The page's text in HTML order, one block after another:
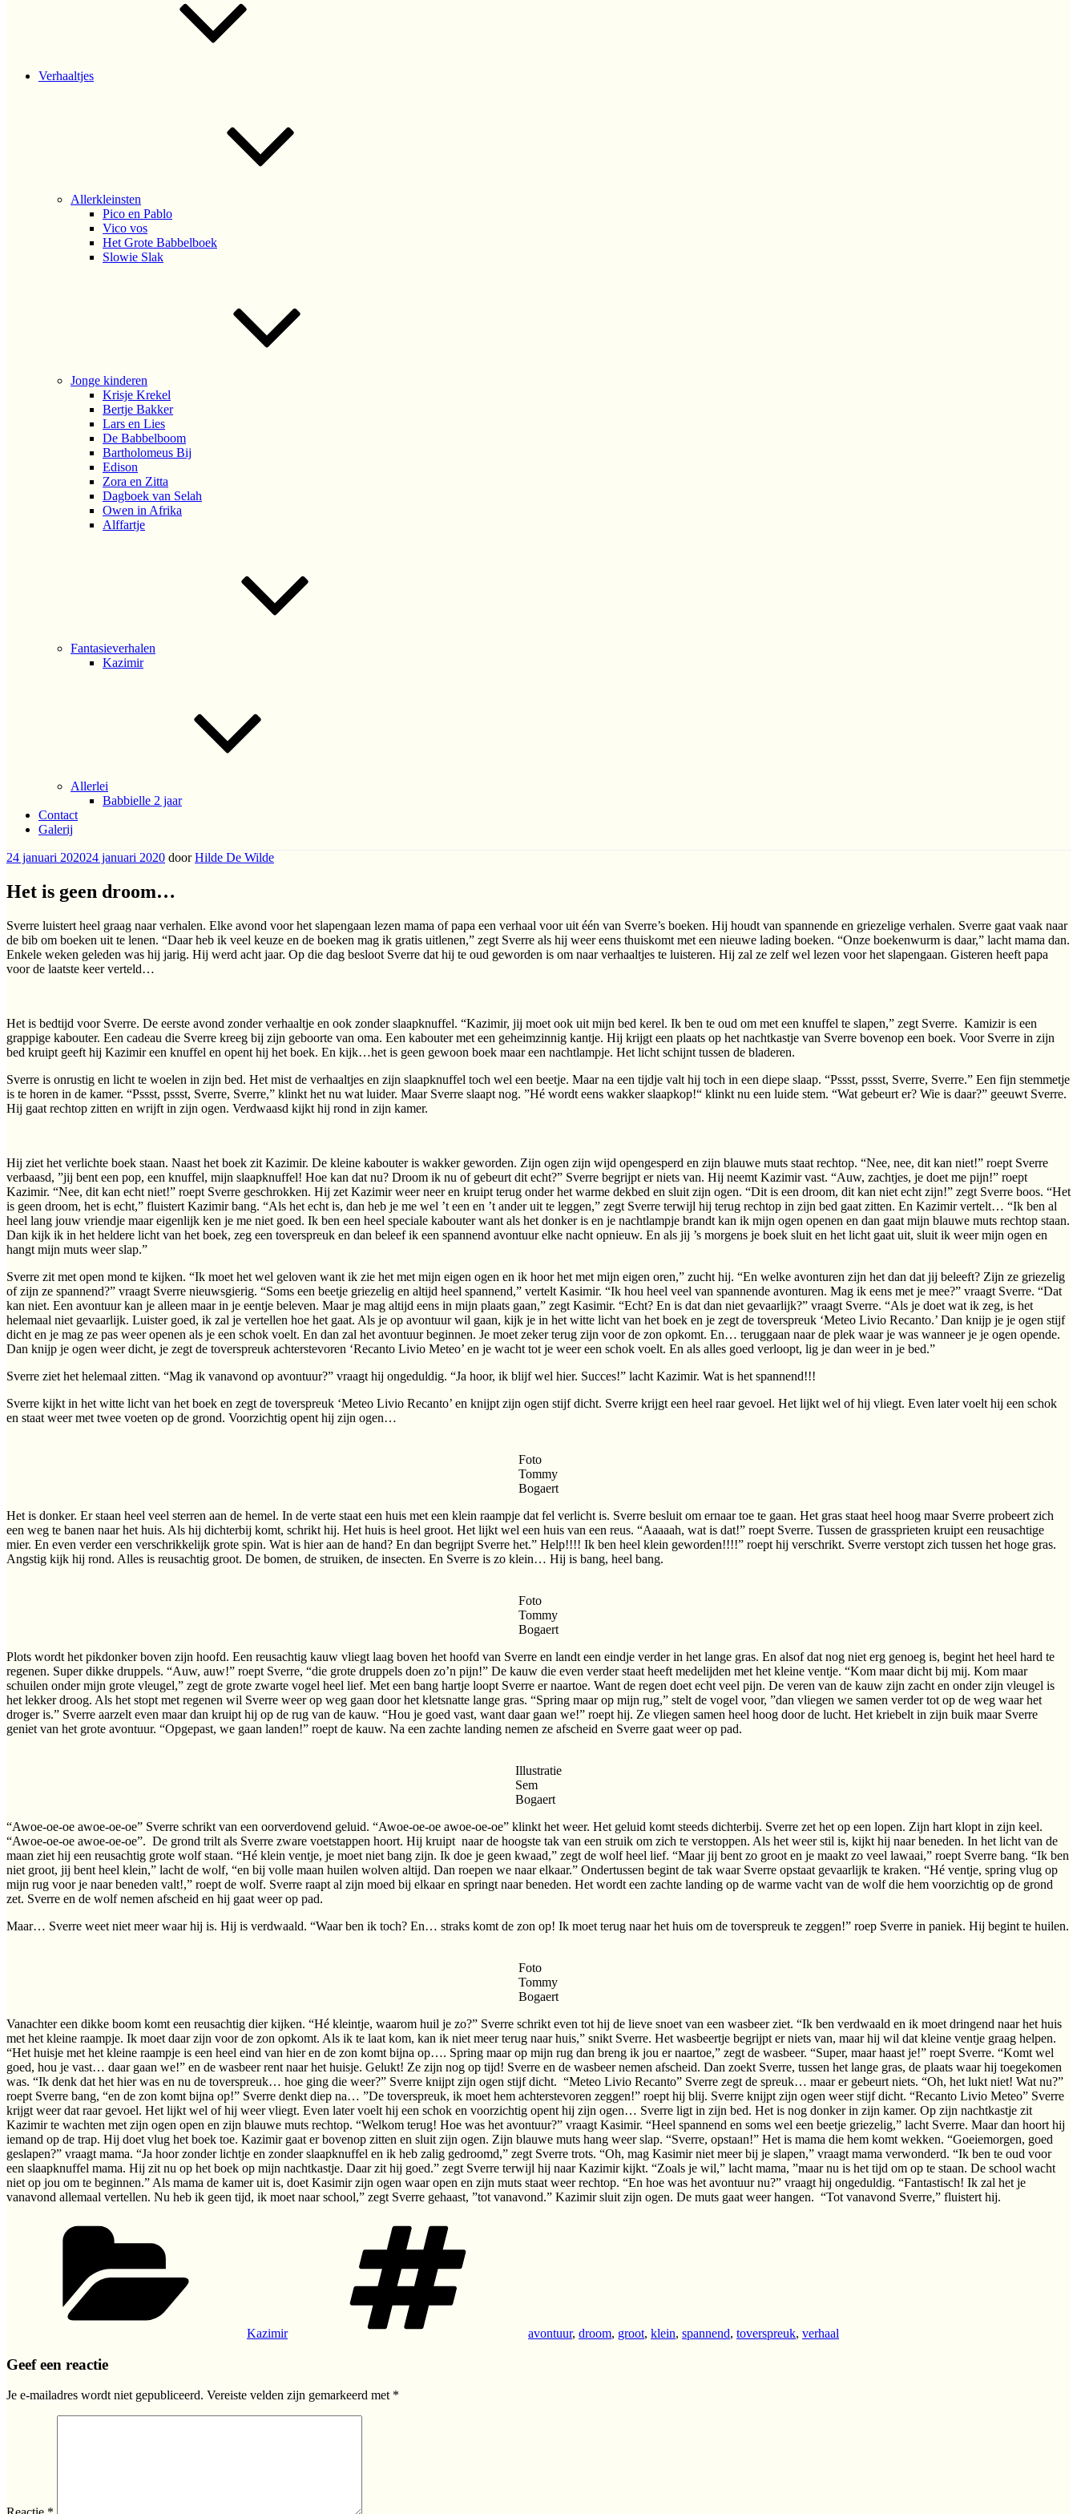
Verhaaltjes
Allerkleinsten
Pico en Pablo
Vico vos
Het Grote Babbelboek
Slowie Slak
Jonge kinderen
Krisje Krekel
Bertje Bakker
Lars en Lies
De Babbelboom
Bartholomeus Bij
Edison
Zora en Zitta
Dagboek van Selah
Owen in Afrika
Alffartje
Fantasieverhalen
Kazimir
Allerlei
Babbielle 2 jaar
Contact
Galerij
Geplaatst
24 januari 202024 januari 2020 doorHilde De Wilde
Het is geen droom…
Sverre luistert heel graag naar verhalen. Elke avond voor het slapengaan lezen mama of papa een verhaal voor uit één van Sverre’s boeken. Hij houdt van spannende en griezelige verhalen. Sverre gaat vaak naar
de bib om boeken uit te lenen. “Daar heb ik veel keuze en de boeken mag ik gratis uitlenen,” zegt Sverre als hij weer eens thuiskomt met een nieuwe lading boeken. “Onze boekenwurm is daar,” lacht mama dan.
Enkele weken geleden was hij jarig. Hij werd acht jaar. Op die dag besloot Sverre dat hij te oud geworden is om naar verhaaltjes te luisteren. Hij zal ze zelf wel lezen voor het slapengaan. Gisteren heeft papa
voor de laatste keer verteld…
Het is bedtijd voor Sverre. De eerste avond zonder verhaaltje en ook zonder slaapknuffel. “Kazimir, jij moet ook uit mijn bed kerel. Ik ben te oud om met een knuffel te slapen,” zegt Sverre. Kamizir is een
grappige kabouter. Een cadeau die Sverre kreeg bij zijn geboorte van oma. Een kabouter met een geheimzinnig kantje. Hij krijgt een plaats op het nachtkastje van Sverre bovenop een boek. Voor Sverre in zijn
bed kruipt geeft hij Kazimir een knuffel en opent hij het boek. En kijk…het is geen gewoon boek maar een nachtlampje. Het licht schijnt tussen de bladeren.
Sverre is onrustig en licht te woelen in zijn bed. Het mist de verhaaltjes en zijn slaapknuffel toch wel een beetje. Maar na een tijdje valt hij toch in een diepe slaap. “Pssst, pssst, Sverre, Sverre.” Een fijn stemmetje
is te horen in de kamer. “Pssst, pssst, Sverre, Sverre,” klinkt het nu wat luider. Maar Sverre slaapt nog. ”Hé wordt eens wakker slaapkop!“ klinkt nu een luide stem. “Wat gebeurt er? Wie is daar?” geeuwt Sverre.
Hij gaat rechtop zitten en wrijft in zijn ogen. Verdwaasd kijkt hij rond in zijn kamer.
Hij ziet het verlichte boek staan. Naast het boek zit Kazimir. De kleine kabouter is wakker geworden. Zijn ogen zijn wijd opengesperd en zijn blauwe muts staat rechtop. “Nee, nee, dit kan niet!” roept Sverre
verbaasd, ”jij bent een pop, een knuffel, mijn slaapknuffel! Hoe kan dat nu? Droom ik nu of gebeurt dit echt?” Sverre begrijpt er niets van. Hij neemt Kazimir vast. “Auw, zachtjes, je doet me pijn!” roept
Kazimir. “Nee, dit kan echt niet!” roept Sverre geschrokken. Hij zet Kazimir weer neer en kruipt terug onder het warme dekbed en sluit zijn ogen. “Dit is een droom, dit kan niet echt zijn!” zegt Sverre boos. “Het
is geen droom, het is echt,” fluistert Kazimir bang. “Als het echt is, dan heb je me wel ’t een en ’t ander uit te leggen,” zegt Sverre terwijl hij terug rechtop in zijn bed gaat zitten. En Kazimir vertelt… “Ik ben al
heel lang jouw vriendje maar eigenlijk ken je me niet goed. Ik ben een heel speciale kabouter want als het donker is en je nachtlampje brandt kan ik mijn ogen openen en dan gaat mijn blauwe muts rechtop staan.
Dan kijk ik in het heldere licht van het boek, zeg een toverspreuk en dan beleef ik een spannend avontuur elke nacht opnieuw. En als jij ’s morgens je boek sluit en het licht gaat uit, sluit ik weer mijn ogen en
hangt mijn muts weer slap.”
Sverre zit met open mond te kijken. “Ik moet het wel geloven want ik zie het met mijn eigen ogen en ik hoor het met mijn eigen oren,” zucht hij. “En welke avonturen zijn het dan dat jij beleeft? Zijn ze griezelig
of zijn ze spannend?” vraagt Sverre nieuwsgierig. “Soms een beetje griezelig en altijd heel spannend,” vertelt Kasimir. “Ik hou heel veel van spannende avonturen. Mag ik eens met je mee?” vraagt Sverre. “Dat
kan niet. Een avontuur kan je alleen maar in je eentje beleven. Maar je mag altijd eens in mijn plaats gaan,” zegt Kasimir. “Echt? En is dat dan niet gevaarlijk?” vraagt Sverre. “Als je doet wat ik zeg, is het
helemaal niet gevaarlijk. Luister goed, ik zal je vertellen hoe het gaat. Als je op avontuur wil gaan, kijk je in het witte licht van het boek en je zegt de toverspreuk ‘Meteo Livio Recanto.’ Dan knijp je je ogen stijf
dicht en je mag ze pas weer openen als je een schok voelt. En dan zal het avontuur beginnen. Je moet zeker terug zijn voor de zon opkomt. En… teruggaan naar de plek waar je was wanneer je je ogen opende.
Dan knijp je ogen weer dicht, je zegt de toverspreuk achterstevoren ‘Recanto Livio Meteo’ en je wacht tot je weer een schok voelt. En als alles goed verloopt, lig je dan weer in je bed.”
Sverre ziet het helemaal zitten. “Mag ik vanavond op avontuur?” vraagt hij ongeduldig. “Ja hoor, ik blijf wel hier. Succes!” lacht Kazimir. Wat is het spannend!!!
Sverre kijkt in het witte licht van het boek en zegt de toverspreuk ‘Meteo Livio Recanto’ en knijpt zijn ogen stijf dicht. Sverre krijgt een heel raar gevoel. Het lijkt wel of hij vliegt. Even later voelt hij een schok
en staat weer met twee voeten op de grond. Voorzichtig opent hij zijn ogen…
Foto
Tommy
Bogaert
Het is donker. Er staan heel veel sterren aan de hemel. In de verte staat een huis met een klein raampje dat fel verlicht is. Sverre besluit om ernaar toe te gaan. Het gras staat heel hoog maar Sverre probeert zich
een weg te banen naar het huis. Als hij dichterbij komt, schrikt hij. Het huis is heel groot. Het lijkt wel een huis van een reus. “Aaaaah, wat is dat!” roept Sverre. Tussen de grassprieten kruipt een reusachtige
mier. En even verder een verschrikkelijk grote spin. Wat is hier aan de hand? En dan begrijpt Sverre het.” Help!!!! Ik ben heel klein geworden!!!!” roept hij verschrikt. Sverre verstopt zich tussen het hoge gras.
Angstig kijk hij rond. Alles is reusachtig groot. De bomen, de struiken, de insecten. En Sverre is zo klein… Hij is bang, heel bang.
Foto
Tommy
Bogaert
Plots wordt het pikdonker boven zijn hoofd. Een reusachtig kauw vliegt laag boven het hoofd van Sverre en landt een eindje verder in het lange gras. En alsof dat nog niet erg genoeg is, begint het heel hard te
regenen. Super dikke druppels. “Auw, auw!” roept Sverre, “die grote druppels doen zo’n pijn!” De kauw die even verder staat heeft medelijden met het kleine ventje. “Kom maar dicht bij mij. Kom maar
schuilen onder mijn grote vleugel,” zegt de grote zwarte vogel heel lief. Met een bang hartje loopt Sverre er naartoe. Want de regen doet echt veel pijn. De veren van de kauw zijn zacht en onder zijn vleugel is
het lekker droog. Als het stopt met regenen wil Sverre weer op weg gaan door het kletsnatte lange gras. “Spring maar op mijn rug,” stelt de vogel voor, ”dan vliegen we samen verder tot op de weg waar het
droger is.” Sverre aarzelt even maar dan kruipt hij op de rug van de kauw. “Hou je goed vast, want daar gaan we!” roept hij. Ze vliegen samen heel hoog door de lucht. Het kriebelt in zijn buik maar Sverre
geniet van het grote avontuur. “Opgepast, we gaan landen!” roept de kauw. Na een zachte landing nemen ze afscheid en Sverre gaat weer op pad.
Illustratie
Sem
Bogaert
“Awoe-oe-oe awoe-oe-oe” Sverre schrikt van een oorverdovend geluid. “Awoe-oe-oe awoe-oe-oe” klinkt het weer. Het geluid komt steeds dichterbij. Sverre zet het op een lopen. Zijn hart klopt in zijn keel.
“Awoe-oe-oe awoe-oe-oe”. De grond trilt als Sverre zware voetstappen hoort. Hij kruipt naar de hoogste tak van een struik om zich te verstoppen. Als het weer stil is, kijkt hij naar beneden. In het licht van de
maan ziet hij een reusachtig grote wolf staan. “Hé klein ventje, je moet niet bang zijn. Ik doe je geen kwaad,” zegt de wolf heel lief. “Maar jij bent zo groot en je maakt zo veel lawaai,” roept Sverre bang. “Ik ben
niet groot, jij bent heel klein,” lacht de wolf, “en bij volle maan huilen wolven altijd. Dan roepen we naar elkaar.” Ondertussen begint de tak waar Sverre opstaat gevaarlijk te kraken. “Hé ventje, spring vlug op
mijn rug voor je naar beneden valt!,” roept de wolf. Sverre raapt al zijn moed bij elkaar en springt naar beneden. Het wordt een zachte landing op de warme vacht van de wolf die hem voorzichtig op de grond
zet. Sverre en de wolf nemen afscheid en hij gaat weer op pad.
Maar… Sverre weet niet meer waar hij is. Hij is verdwaald. “Waar ben ik toch? En… straks komt de zon op! Ik moet terug naar het huis om de toverspreuk te zeggen!” roep Sverre in paniek. Hij begint te huilen.
Foto
Tommy
Bogaert
Vanachter een dikke boom komt een reusachtig dier kijken. “Hé kleintje, waarom huil je zo?” Sverre schrikt even tot hij de lieve snoet van een wasbeer ziet. “Ik ben verdwaald en ik moet dringend naar het huis
met het kleine raampje. Ik moet daar zijn voor de zon opkomt. Als ik te laat kom, kan ik niet meer terug naar huis,” snikt Sverre. Het wasbeertje begrijpt er niets van, maar hij wil dat kleine ventje graag helpen.
“Het huisje met het kleine raampje is een heel eind van hier en de zon komt bijna op…. Spring maar op mijn rug dan breng ik jou er naartoe,” zegt de wasbeer. “Super, maar haast je!” roept Sverre. “Komt wel
goed, hou je vast… daar gaan we!” en de wasbeer rent naar het huisje. Gelukt! Ze zijn nog op tijd! Sverre en de wasbeer nemen afscheid. Dan zoekt Sverre, tussen het lange gras, de plaats waar hij toegekomen
was. “Ik denk dat het hier was en nu de toverspreuk… hoe ging die weer?” Sverre knijpt zijn ogen stijf dicht. “Meteo Livio Recanto” Sverre zegt de spreuk… maar er gebeurt niets. “Oh, het lukt niet! Wat nu?”
roept Sverre bang, “en de zon komt bijna op!” Sverre denkt diep na… ”De toverspreuk, ik moet hem achterstevoren zeggen!” roept hij blij. Sverre knijpt zijn ogen weer stijf dicht. “Recanto Livio Meteo” Sverre
krijgt weer dat raar gevoel. Het lijkt wel of hij weer vliegt. Even later voelt hij een schok en voorzichtig opent hij zijn ogen… Sverre ligt in zijn bed. Het is nog donker in zijn kamer. Op zijn nachtkastje zit
Kazimir te wachten met zijn ogen open en zijn blauwe muts rechtop. “Welkom terug! Hoe was het avontuur?” vraagt Kasimir. “Heel spannend en soms wel een beetje griezelig,” lacht Sverre. Maar dan hoort hij
iemand op de trap. Hij doet vlug het boek toe. Kazimir gaat er bovenop zitten en sluit zijn ogen. Zijn blauwe muts hang weer slap. “Sverre, opstaan!” Het is mama die hem komt wekken. “Goeiemorgen, goed
geslapen?” vraagt mama. “Ja hoor zonder lichtje en zonder slaapknuffel en ik heb zalig gedroomd,” zegt Sverre trots. “Oh, mag Kasimir niet meer bij je slapen,” vraagt mama verwonderd. “Ik ben te oud voor
een slaapknuffel mama. Hij zit nu op het boek op mijn nachtkastje. Daar zit hij goed.” zegt Sverre terwijl hij naar Kazimir kijkt. “Zoals je wil,” lacht mama, ”maar nu is het tijd om op te staan. De school wacht
niet op jou om te beginnen.” Als mama de kamer uit is, doet Kasimir zijn ogen waar open en zijn muts staat weer rechtop. “En hoe was het avontuur nu?” vraagt hij ongeduldig. “Fantastisch! Ik zal het je
vanavond allemaal vertellen. Nu heb ik geen tijd, ik moet naar school,” zegt Sverre gehaast, ”tot vanavond.” Kazimir sluit zijn ogen. De muts gaat weer hangen. “Tot vanavond Sverre,” fluistert hij.
Kazimir avontuur, droom, groot, klein, spannend, toverspreuk, verhaal
Geef een reactie
Je e-mailadres wordt niet gepubliceerd. Vereiste velden zijn gemarkeerd met *